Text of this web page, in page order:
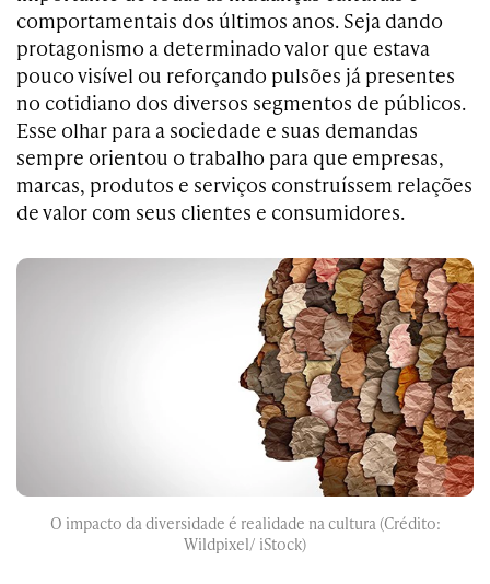
comportamentais dos últimos anos. Seja dando
protagonismo a determinado valor que estava
pouco visível ou reforçando pulsões já presentes
no cotidiano dos diversos segmentos de públicos.
Esse olhar para a sociedade e suas demandas
sempre orientou o trabalho para que empresas,
marcas, produtos e serviços construíssem relações
de valor com seus clientes e consumidores.
O impacto da diversidade é realidade na cultura (Crédito:
Wildpixel/ iStock)